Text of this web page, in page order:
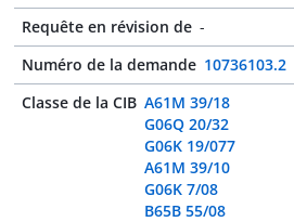
Requête en révision de -
Numéro de la demande 10736103.2
Classe de la CIB A61M 39/18
G06Q 20/32
G06K 19/077
A61M 39/10
G06K 7/08
B65B 55/08